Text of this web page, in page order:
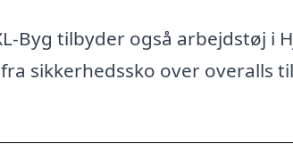
Byg tilbyder også arbejdstøj i
sikkerhedssko over overalls til